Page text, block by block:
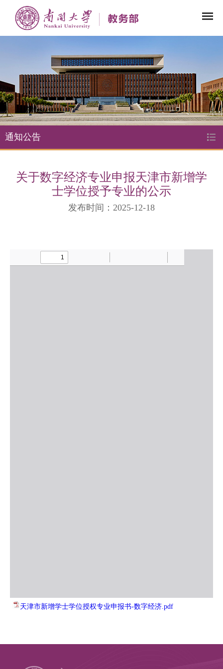
通知公告
关于数字经济专业申报天津市新增学
士学位授予专业的公示
发布时间：2025-12-18
天津市新增学士学位授权专业申报书-数字经济.pdf